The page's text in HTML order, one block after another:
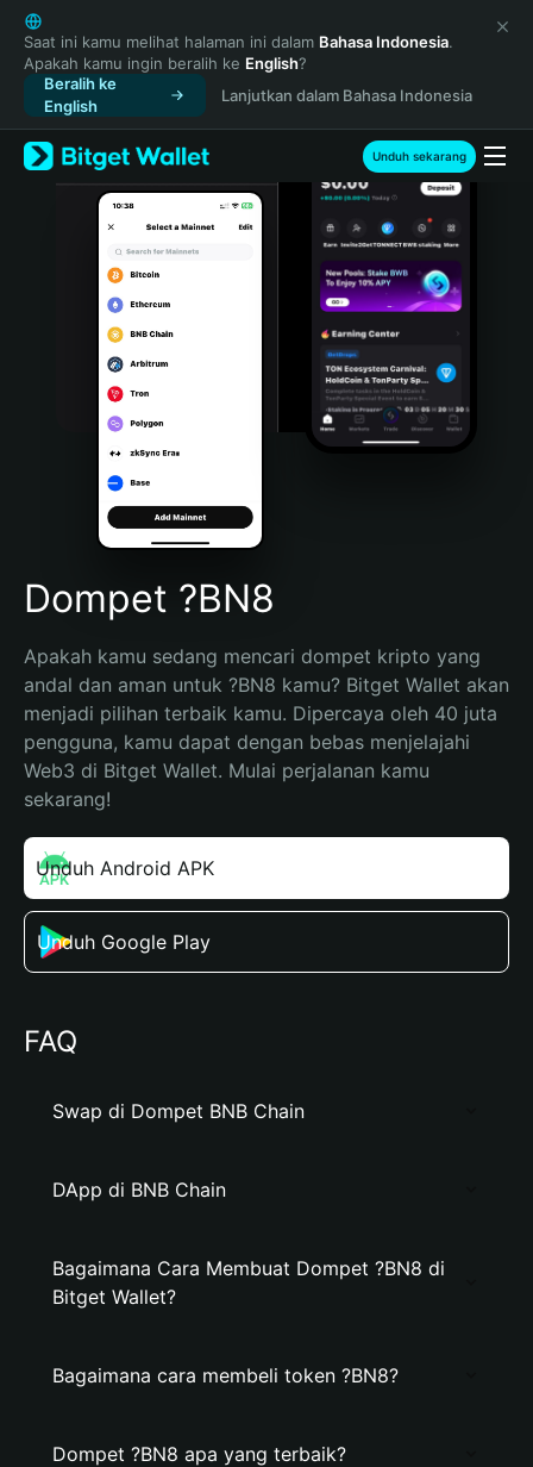
English
日本語
Tiếng Việt
Русский
Español (Latinoamérica)
Türkçe
Italiano
Português (Portugal)
Bahasa Indonesia
Português (Brasil)
Español (Argentina)
Saat ini kamu melihat halaman ini dalam Bahasa Indonesia.
Apakah kamu ingin beralih ke English?
Beralih ke
English
Lanjutkan dalam Bahasa Indonesia
Unduh sekarang
Dompet ?BN8
Apakah kamu sedang mencari dompet kripto yang
andal dan aman untuk ?BN8 kamu? Bitget Wallet akan
menjadi pilihan terbaik kamu. Dipercaya oleh 40 juta
pengguna, kamu dapat dengan bebas menjelajahi
Web3 di Bitget Wallet. Mulai perjalanan kamu
sekarang!
Unduh Android APK
Unduh Google Play
FAQ
Swap di Dompet BNB Chain
DApp di BNB Chain
Bagaimana Cara Membuat Dompet ?BN8 di
Bitget Wallet?
Bagaimana cara membeli token ?BN8?
Dompet ?BN8 apa yang terbaik?